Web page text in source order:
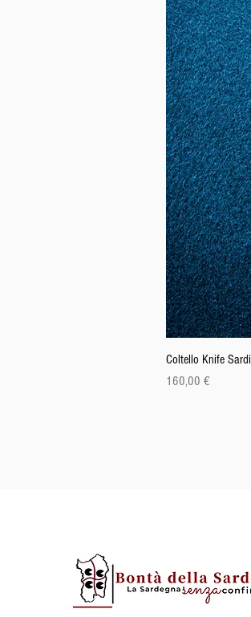
Coltello Knife
Prezzo
160,00 €